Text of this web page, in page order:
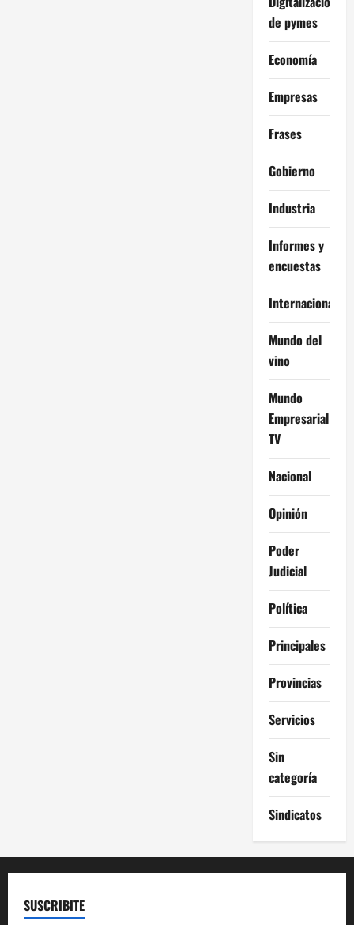
de pymes
Economía
Empresas
Frases
Gobierno
Industria
Informes y
encuestas
Internacional
Mundo del
vino
Mundo
Empresarial
TV
Nacional
Opinión
Poder
Judicial
Política
Principales
Provincias
Servicios
Sin
categoría
Sindicatos
SUSCRIBITE